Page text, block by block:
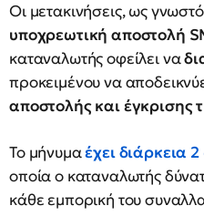
Οι μετακινήσεις, ως
υποχρεωτική αποστολή
καταναλωτής οφείλει να
προκειμένου να
αποστολής και έγκρισης
Το μήνυμαέχει διάρκεια
οποία ο καταναλωτής
κάθε εμπορική του